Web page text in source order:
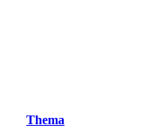
Thema